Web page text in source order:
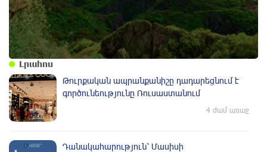
Լրահոս
Թուրքական ապրանքանիշը դադարեցնում է
գործունեությունը Ռուսաստանում
4 ժամ առաջ
Դանակահարություն՝ Մասիսի